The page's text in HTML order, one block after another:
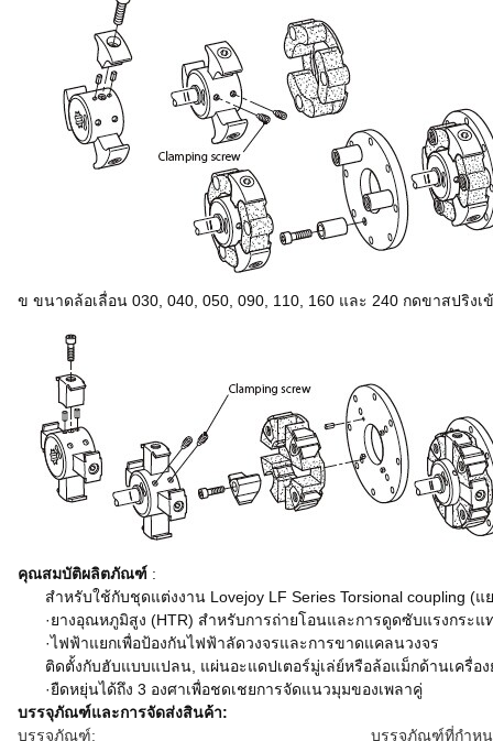
ข ขนาดล้อเลื่อน 030, 040, 050, 090, 110, 160 และ 240 กดขาสปริ
คุณสมบัติผลิตภัณฑ์ :
สำหรับใช้กับชุดแต่งงาน Lovejoy LF Series Torsional coupling (แ
·ยางอุณหภูมิสูง (HTR) สำหรับการถ่ายโอนและการดูดซับแรงกระแ
·ไฟฟ้าแยกเพื่อป้องกันไฟฟ้าลัดวงจรและการขาดแคลนวงจร
ติดตั้งกับฮับแบบแปลน, แผ่นอะแดปเตอร์มู่เล่ย์หรือล้อแม็กด้านเครื่อ
·ยืดหยุ่นได้ถึง 3 องศาเพื่อชดเชยการจัดแนวมุมของเพลาคู่
บรรจุภัณฑ์และการจัดส่งสินค้า:
บรรจุภัณฑ์:
บรรจุภัณฑ์ที่กำหน